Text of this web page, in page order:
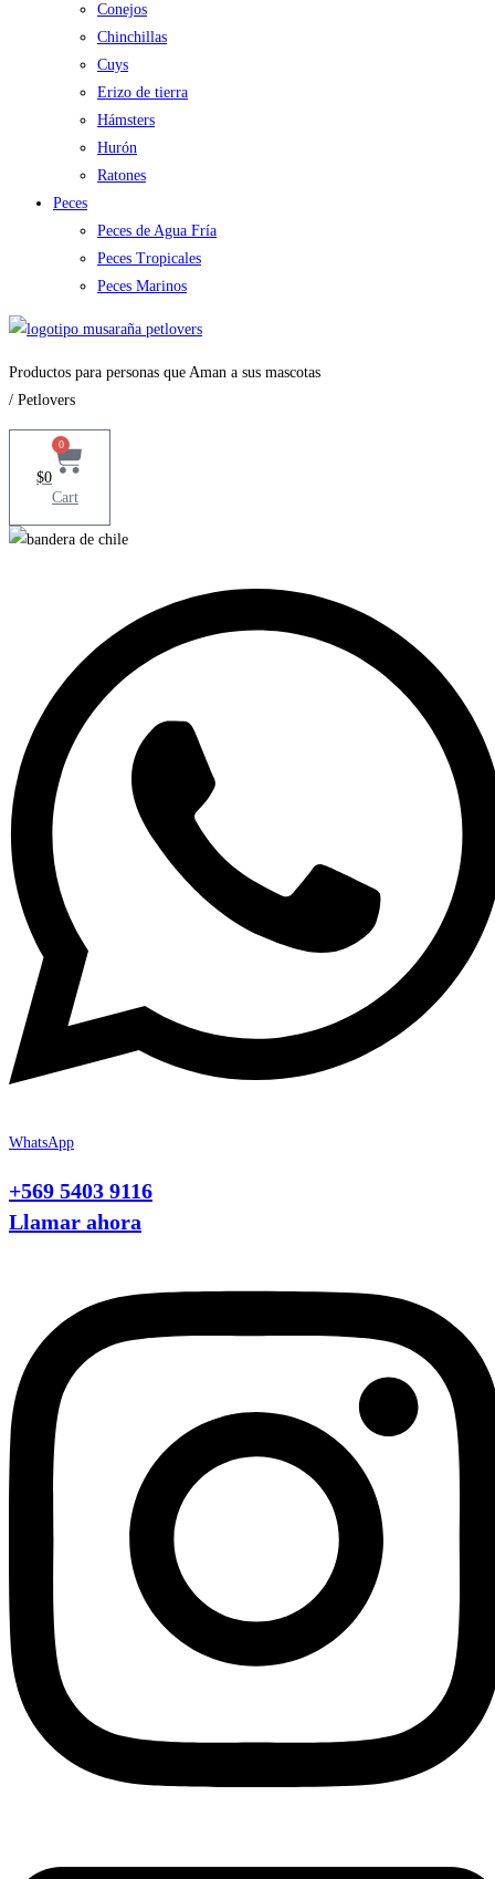
Conejos
Chinchillas
Cuys
Erizo de tierra
Hámsters
Hurón
Ratones
Peces
Peces de Agua Fría
Peces Tropicales
Peces Marinos
Productos para personas que Aman a sus mascotas
/ Petlovers
$0
0
Cart
WhatsApp
+569 5403 9116
Llamar ahora